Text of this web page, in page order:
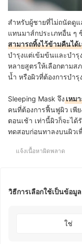
สำหรับผู้ชายที่ไม่ถนัดดู
แทนมาส์กประเภทอื่น ๆ
สามารถทิ้งไว้ข้ามคืนได้
บำรุงแต่เข้มข้นและบำรุ
หลายสูตรให้เลือกตามส
น้ำ หรือผิวที่ต้องการบำรุ
Sleeping Mask จึงเหม
คนที่ต้องการฟื้นฟูผิว เพี
ตอนเช้า เท่านี้ผิวก็จะได้
ทดสอบก่อนทาลงบนผิวเ
แจ้งเนื้อหาผิดพลาด
วิธีการเลือกใช้เป็นข้อมู
ใช่